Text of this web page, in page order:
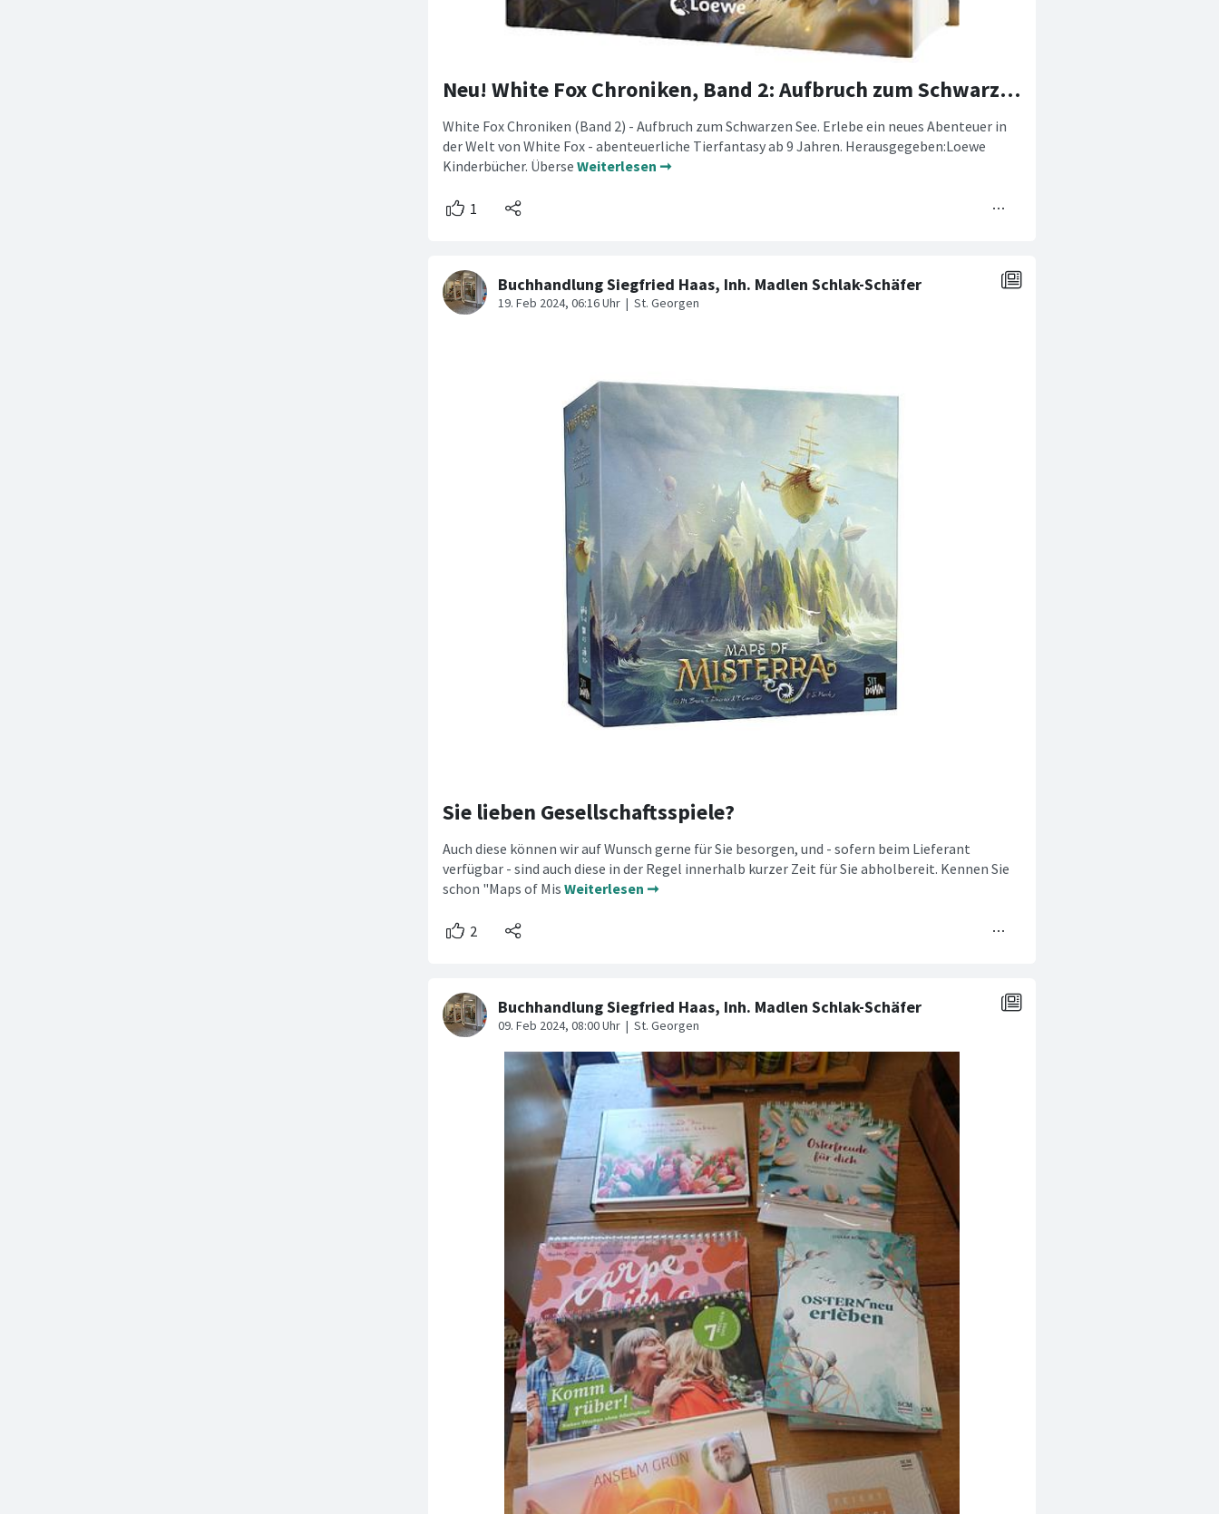
Neu! White Fox Chroniken, Band 2: Aufbruch zum Schwarzen See.
White Fox Chroniken (Band 2) - Aufbruch zum Schwarzen See. Erlebe ein neues Abenteuer in
der Welt von White Fox - abenteuerliche Tierfantasy ab 9 Jahren. Herausgegeben:Loewe
Kinderbücher. Überse Weiterlesen ➞
Sie lieben Gesellschaftsspiele?
Auch diese können wir auf Wunsch gerne für Sie besorgen, und - sofern beim Lieferant
verfügbar - sind auch diese in der Regel innerhalb kurzer Zeit für Sie abholbereit. Kennen Sie
schon "Maps of Mis Weiterlesen ➞